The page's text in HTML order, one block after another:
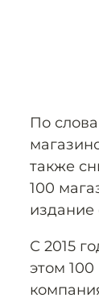
По
также
100
издание
С 2015
этом